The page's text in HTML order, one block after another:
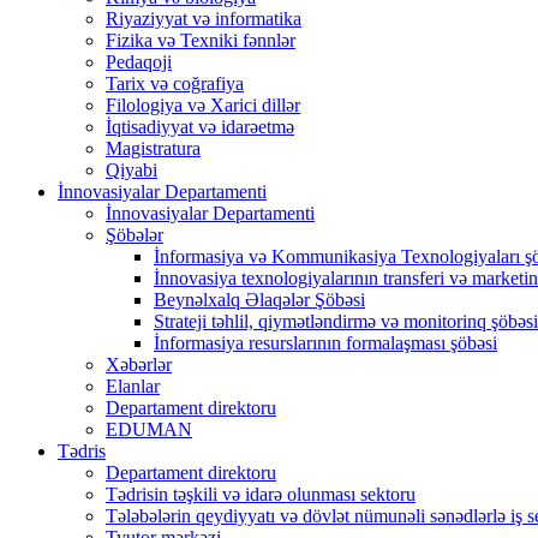
Riyaziyyat və informatika
Fizika və Texniki fənnlər
Pedaqoji
Tarix və coğrafiya
Filologiya və Xarici dillər
İqtisadiyyat və idarəetmə
Magistratura
Qiyabi
İnnovasiyalar Departamenti
İnnovasiyalar Departamenti
Şöbələr
İnformasiya və Kommunikasiya Texnologiyaları
İnnovasiya texnologiyalarının transferi və
Beynəlxalq Əlaqələr Şöbəsi
Strateji təhlil, qiymətləndirmə və monitorinq şöbəsi
İnformasiya resurslarının formalaşması şöbəsi
Xəbərlər
Elanlar
Departament direktoru
EDUMAN
Tədris
Departament direktoru
Tədrisin təşkili və idarə olunması sektoru
Tələbələrin qeydiyyatı və dövlət nümunəli sənədlərlə iş